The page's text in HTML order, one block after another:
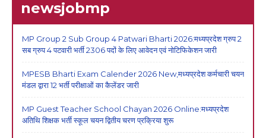
newsjobmp
MP Group 2 Sub Group 4 Patwari Bharti 2026:मध्यप्रदेश ग्रुप 2
सब ग्रुप 4 पटवारी भर्ती 2306 पदों के लिए आवेदन एवं नोटिफिकेशन जारी
MPESB Bharti Exam Calender 2026 New,मध्यप्रदेश कर्मचारी चयन
मंडल द्वारा 12 भर्ती परीक्षाओं का कैलेंडर जारी
MP Guest Teacher School Chayan 2026 Online:मध्यप्रदेश
अतिथि शिक्षक भर्ती स्कूल चयन द्वितीय चरण प्रक्रिया शुरू